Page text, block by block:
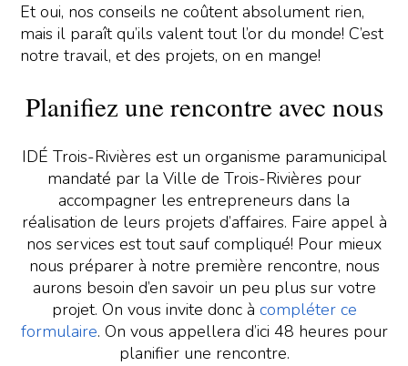
Et oui, nos conseils ne coûtent absolument rien,
mais il paraît qu’ils valent tout l’or du monde! C’est
notre travail, et des projets, on en mange!
Planifiez une rencontre avec nous
IDÉ Trois-Rivières est un organisme paramunicipal
mandaté par la Ville de Trois-Rivières pour
accompagner les entrepreneurs dans la
réalisation de leurs projets d’affaires. Faire appel à
nos services est tout sauf compliqué! Pour mieux
nous préparer à notre première rencontre, nous
aurons besoin d’en savoir un peu plus sur votre
projet. On vous invite donc à compléter ce
formulaire. On vous appellera d’ici 48 heures pour
planifier une rencontre.